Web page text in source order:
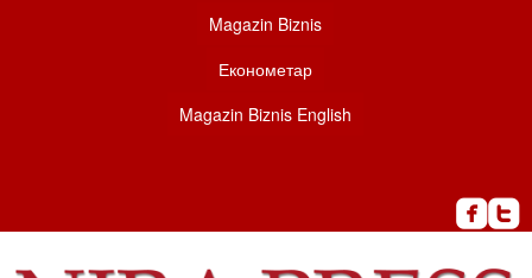
Magazin Biznis
Економетар
Magazin Biznis English